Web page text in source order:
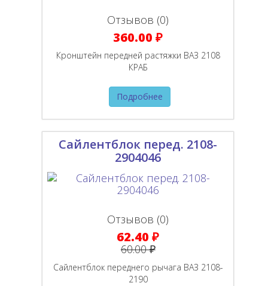
Отзывов (0)
360.00 ₽
Кронштейн передней растяжки ВАЗ 2108
КРАБ
Подробнее
Сайлентблок перед. 2108-
2904046
Отзывов (0)
62.40 ₽
60.00 ₽
Сайлентблок переднего рычага ВАЗ 2108-
2190